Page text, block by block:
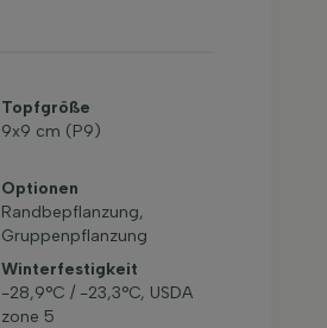
Topfgröße
9x9 cm (P9)
Optionen
Randbepflanzung,
Gruppenpflanzung
Winterfestigkeit
-28,9°C / -23,3°C, USDA
zone 5